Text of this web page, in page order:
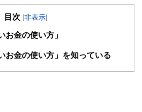
も理解できるようわかりやすく発信していま
お金や暮らし」に関する書籍・雑誌の編集経
、企画立案から記事掲載まですべての工程に
目次 [非表示]
お金の使い方」
お金の使い方」を知っている